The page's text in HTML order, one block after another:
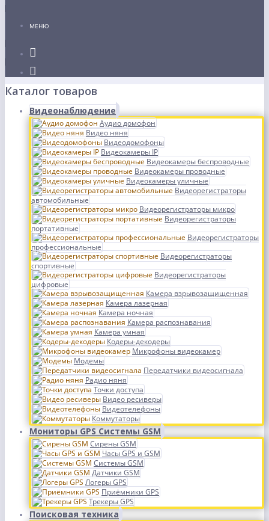
МЕНЮ
Каталог товаров
Видеонаблюдение
Аудио домофон
Видео няня
Видеодомофоны
Видеокамеры IP
Видеокамеры беспроводные
Видеокамеры проводные
Видеокамеры уличные
Видеорегистраторы
автомобильные
Видеорегистраторы микро
Видеорегистраторы
портативные
Видеорегистраторы
профессиональные
Видеорегистраторы
спортивные
Видеорегистраторы
цифровые
Камера взрывозащищенная
Камера лазерная
Камера ночная
Камера распознавания
Камера умная
Кодеры-декодеры
Микрофоны видеокамер
Модемы
Передатчики видеосигнала
Радио няня
Точки доступа
Видео ресиверы
Видеотелефоны
Коммутаторы
Мониторы GPS Системы GSM
Сирены GSM
Часы GPS и GSM
Системы GSM
Датчики GSM
Логеры GPS
Приёмники GPS
Трекеры GPS
Поисковая техника